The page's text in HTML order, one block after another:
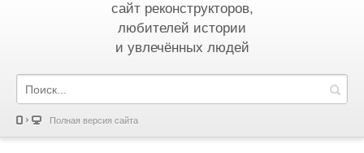
сайт реконструкторов,
любителей истории
и увлечённых людей
Полная версия сайта